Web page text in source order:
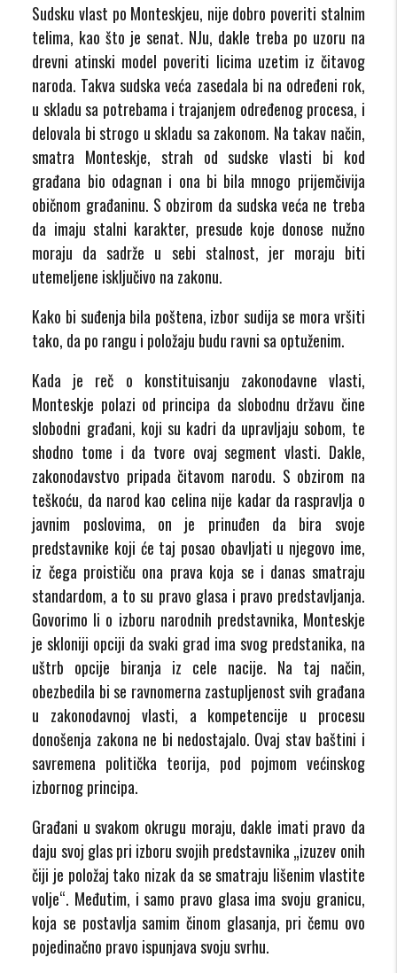
Sudsku vlast po Monteskjeu, nije dobro poveriti stalnim
telima, kao što je senat. NJu, dakle treba po uzoru na
drevni atinski model poveriti licima uzetim iz čitavog
naroda. Takva sudska veća zasedala bi na određeni rok,
u skladu sa potrebama i trajanjem određenog procesa, i
delovala bi strogo u skladu sa zakonom. Na takav način,
smatra Monteskje, strah od sudske vlasti bi kod
građana bio odagnan i ona bi bila mnogo prijemčivija
običnom građaninu. S obzirom da sudska veća ne treba
da imaju stalni karakter, presude koje donose nužno
moraju da sadrže u sebi stalnost, jer moraju biti
utemeljene isključivo na zakonu.
Kako bi suđenja bila poštena, izbor sudija se mora vršiti
tako, da po rangu i položaju budu ravni sa optuženim.
Kada je reč o konstituisanju zakonodavne vlasti,
Monteskje polazi od principa da slobodnu državu čine
slobodni građani, koji su kadri da upravljaju sobom, te
shodno tome i da tvore ovaj segment vlasti. Dakle,
zakonodavstvo pripada čitavom narodu. S obzirom na
teškoću, da narod kao celina nije kadar da raspravlja o
javnim poslovima, on je prinuđen da bira svoje
predstavnike koji će taj posao obavljati u njegovo ime,
iz čega proističu ona prava koja se i danas smatraju
standardom, a to su pravo glasa i pravo predstavljanja.
Govorimo li o izboru narodnih predstavnika, Monteskje
je skloniji opciji da svaki grad ima svog predstanika, na
uštrb opcije biranja iz cele nacije. Na taj način,
obezbedila bi se ravnomerna zastupljenost svih građana
u zakonodavnoj vlasti, a kompetencije u procesu
donošenja zakona ne bi nedostajalo. Ovaj stav baštini i
savremena politička teorija, pod pojmom većinskog
izbornog principa.
Građani u svakom okrugu moraju, dakle imati pravo da
daju svoj glas pri izboru svojih predstavnika „izuzev onih
čiji je položaj tako nizak da se smatraju lišenim vlastite
volje“. Međutim, i samo pravo glasa ima svoju granicu,
koja se postavlja samim činom glasanja, pri čemu ovo
pojedinačno pravo ispunjava svoju svrhu.